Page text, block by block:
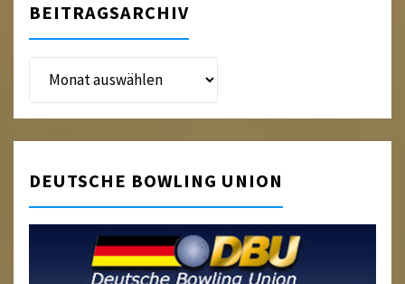
BEITRAGSARCHIV
Beitragsarchiv
DEUTSCHE BOWLING UNION